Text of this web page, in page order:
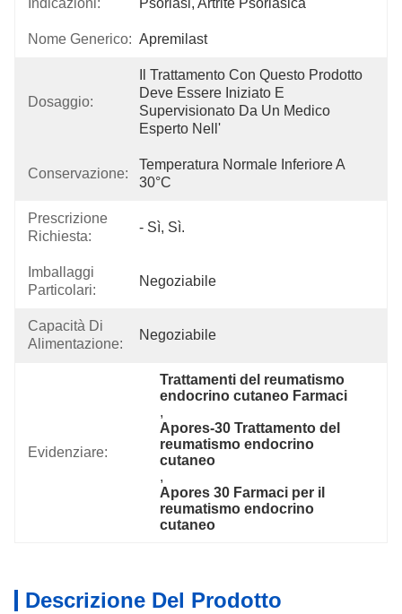
Indicazioni: Psoriasi, Artrite Psoriasica
Nome Generico: Apremilast
Dosaggio:
Il Trattamento Con Questo Prodotto
Deve Essere Iniziato E
Supervisionato Da Un Medico
Esperto Nell'
Conservazione:
Temperatura Normale Inferiore A
30°C
Prescrizione
Richiesta:
- Sì, Sì.
Imballaggi
Particolari:
Negoziabile
Capacità Di
Alimentazione:
Negoziabile
Evidenziare:
Trattamenti del reumatismo
endocrino cutaneo Farmaci
,
Apores-30 Trattamento del
reumatismo endocrino
cutaneo
,
Apores 30 Farmaci per il
reumatismo endocrino
cutaneo
Descrizione Del Prodotto